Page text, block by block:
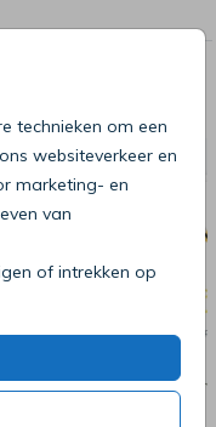
technieken om een
websiteverkeer en
marketing- en
van
of intrekken op
ook iets